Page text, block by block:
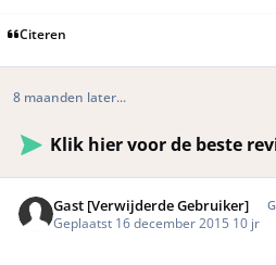
Citeren
8 maanden later...
Klik hier voor de beste
Gast [Verwijderde Gebruiker]
Geplaatst 16 december 2015 10 jr